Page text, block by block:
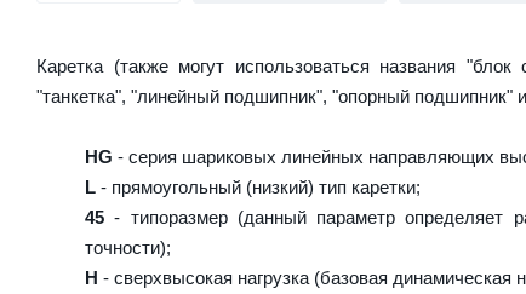
Каретка (также могут использоваться названия
"танкетка", "линейный подшипник", "опорный подшипник"
HG - серия шариковых линейных направляющих
L - прямоугольный (низкий) тип каретки;
45 - типоразмер (данный параметр определяет
точности);
H - сверхвысокая нагрузка (базовая динамическая